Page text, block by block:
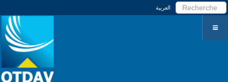
العربية